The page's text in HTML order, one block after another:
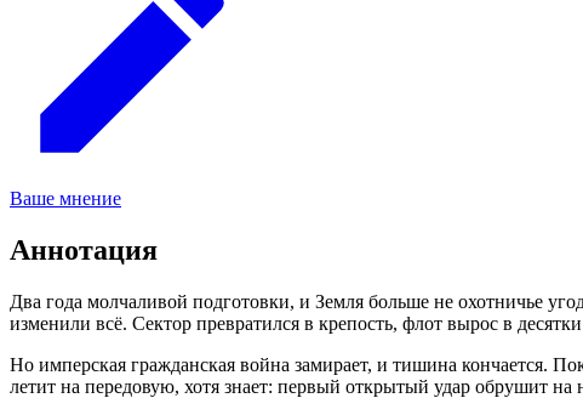
Ваше мнение
Аннотация
Два года молчаливой подготовки, и Земля больше не охотничье
изменили всё. Сектор превратился в крепость, флот вырос в
Но имперская гражданская война замирает, и тишина кончается.
летит на передовую, хотя знает: первый открытый удар обрушит